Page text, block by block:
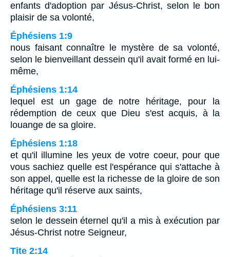
enfants d'adoption par Jésus-Christ, selon le bon
plaisir de sa volonté,
Éphésiens 1:9
nous faisant connaître le mystère de sa volonté,
selon le bienveillant dessein qu'il avait formé en lui-
même,
Éphésiens 1:14
lequel est un gage de notre héritage, pour la
rédemption de ceux que Dieu s'est acquis, à la
louange de sa gloire.
Éphésiens 1:18
et qu'il illumine les yeux de votre coeur, pour que
vous sachiez quelle est l'espérance qui s'attache à
son appel, quelle est la richesse de la gloire de son
héritage qu'il réserve aux saints,
Éphésiens 3:11
selon le dessein éternel qu'il a mis à exécution par
Jésus-Christ notre Seigneur,
Tite 2:14